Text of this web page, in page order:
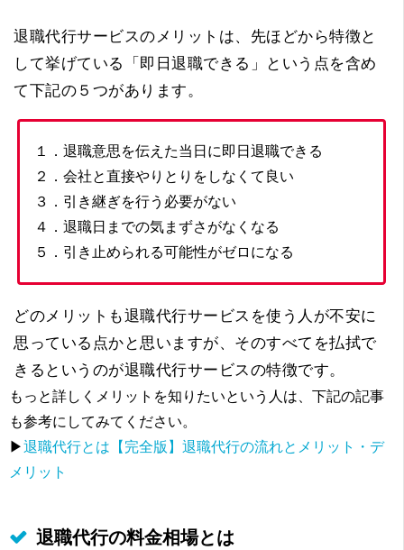
退職代行サービスのメリットは、先ほどから特徴と
して挙げている「即日退職できる」という点を含め
て下記の５つがあります。
１．退職意思を伝えた当日に即日退職できる
２．会社と直接やりとりをしなくて良い
３．引き継ぎを行う必要がない
４．退職日までの気まずさがなくなる
５．引き止められる可能性がゼロになる
どのメリットも退職代行サービスを使う人が不安に
思っている点かと思いますが、そのすべてを払拭で
きるというのが退職代行サービスの特徴です。
もっと詳しくメリットを知りたいという人は、下記の記事
も参考にしてみてください。
▶退職代行とは【完全版】退職代行の流れとメリット・デ
メリット
退職代行の料金相場とは